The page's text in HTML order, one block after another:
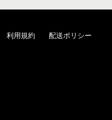
利用規約
配送ポリシー